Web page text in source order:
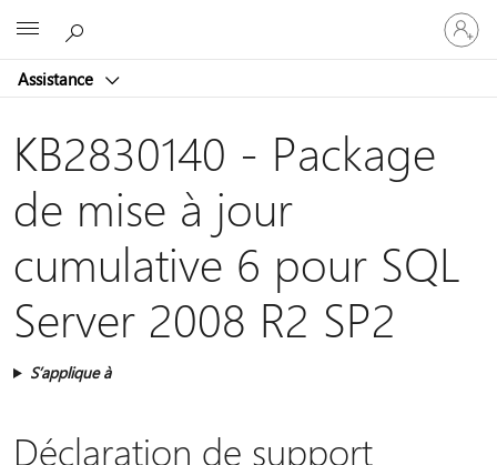
Assistance
vous
à
compte
KB2830140 - Package
de mise à jour
cumulative 6 pour SQL
Server 2008 R2 SP2
S’applique à
Déclaration de support